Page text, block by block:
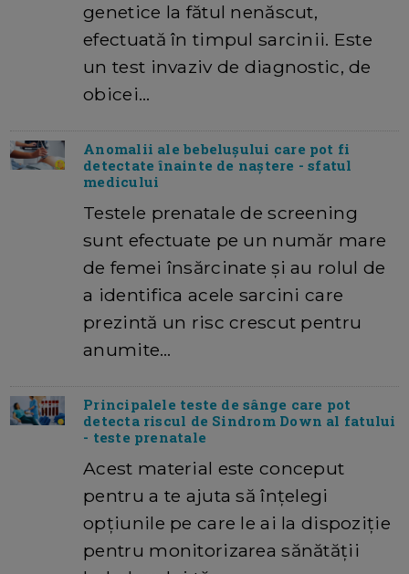
genetice la fătul nenăscut,
efectuată în timpul sarcinii. Este
un test invaziv de diagnostic, de
obicei…
Anomalii ale bebelușului care pot fi
detectate înainte de naștere - sfatul
medicului
Testele prenatale de screening
sunt efectuate pe un număr mare
de femei însărcinate și au rolul de
a identifica acele sarcini care
prezintă un risc crescut pentru
anumite…
Principalele teste de sânge care pot
detecta riscul de Sindrom Down al fatului
- teste prenatale
Acest material este conceput
pentru a te ajuta să înțelegi
opțiunile pe care le ai la dispoziție
pentru monitorizarea sănătății